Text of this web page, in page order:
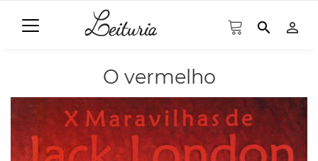
search person_outline
O vermelho